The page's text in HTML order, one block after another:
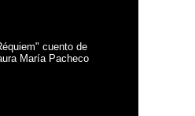
cuento de
María Pacheco